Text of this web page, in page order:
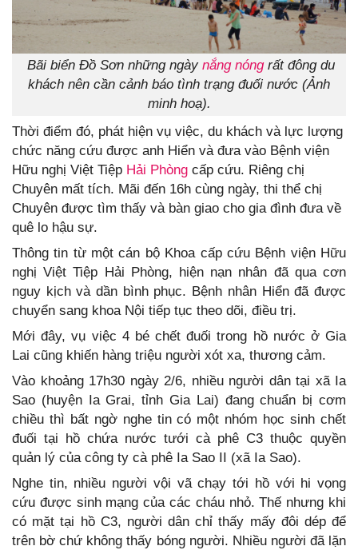
Bãi biển Đồ Sơn những ngày nắng nóngrất đông du
khách nên cần cảnh báo tình trạng đuối nước (Ảnh
minh hoạ).
Thời điểm đó, phát hiện vụ việc, du khách và lực lượng
chức năng cứu được anh Hiển và đưa vào Bệnh viện
Hữu nghị Việt Tiệp Hải Phòng cấp cứu. Riêng chị
Chuyên mất tích. Mãi đến 16h cùng ngày, thi thể chị
Chuyên được tìm thấy và bàn giao cho gia đình đưa về
quê lo hậu sự.
Thông tin từ một cán bộ Khoa cấp cứu Bệnh viện Hữu
nghị Việt Tiệp Hải Phòng, hiện nạn nhân đã qua cơn
nguy kịch và dần bình phục. Bệnh nhân Hiển đã được
chuyển sang khoa Nội tiếp tục theo dõi, điều trị.
Mới đây, vụ việc 4 bé chết đuối trong hồ nước ở Gia
Lai cũng khiến hàng triệu người xót xa, thương cảm.
Vào khoảng 17h30 ngày 2/6, nhiều người dân tại xã Ia
Sao (huyện Ia Grai, tỉnh Gia Lai) đang chuẩn bị cơm
chiều thì bất ngờ nghe tin có một nhóm học sinh chết
đuối tại hồ chứa nước tưới cà phê C3 thuộc quyền
quản lý của công ty cà phê Ia Sao II (xã Ia Sao).
Nghe tin, nhiều người vội vã chạy tới hồ với hi vọng
cứu được sinh mạng của các cháu nhỏ. Thế nhưng khi
có mặt tại hồ C3, người dân chỉ thấy mấy đôi dép để
trên bờ chứ không thấy bóng người. Nhiều người đã lặn